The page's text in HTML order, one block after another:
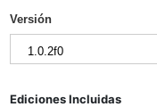
Versión
Ediciones Incluidas